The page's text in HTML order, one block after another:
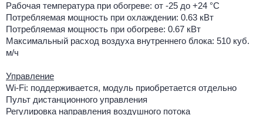
Рабочая температура при обогреве: от -25 до +24 °C
Потребляемая мощность при охлаждении: 0.63 кВт
Потребляемая мощность при обогреве: 0.67 кВт
Максимальный расход воздуха внутреннего блока: 510 куб.
м/ч
Управление
Wi-Fi: поддерживается, модуль приобретается отдельно
Пульт дистанционного управления
Регулировка направления воздушного потока